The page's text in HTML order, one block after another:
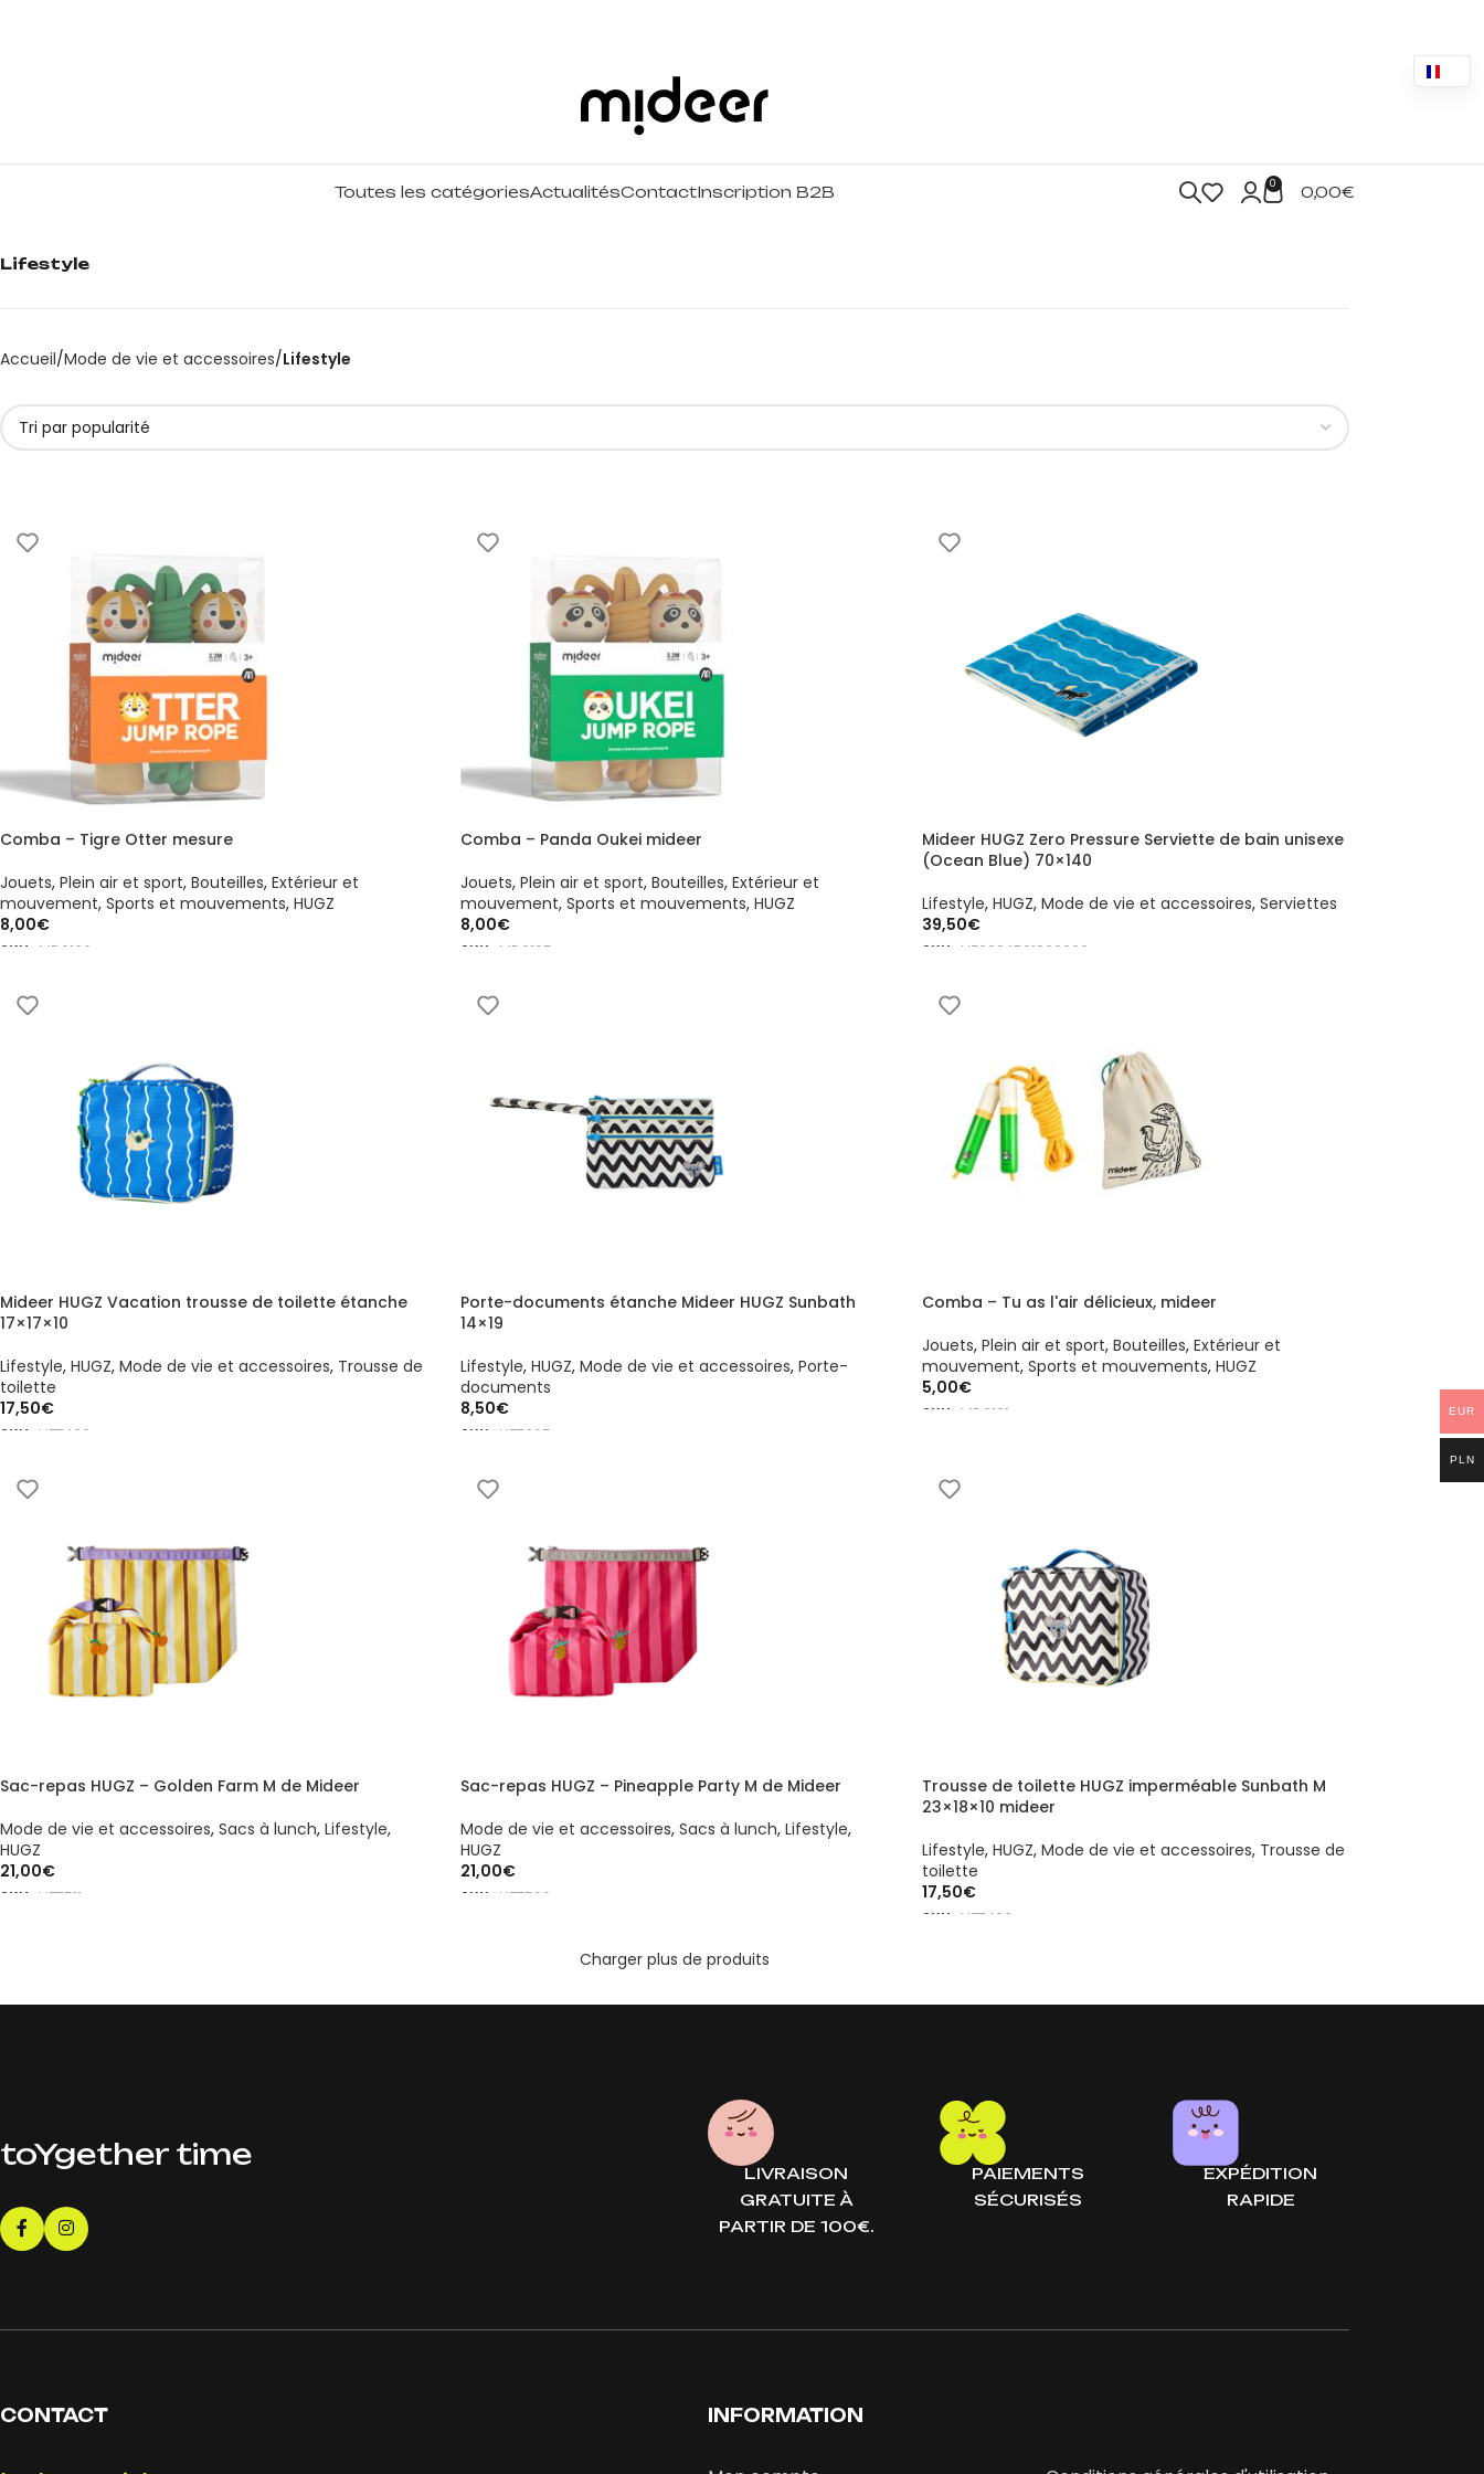
Toutes les catégoriesActualitésContactInscription B2B 0 0,00€
Lifestyle
Accueil Mode de vie et accessoires Lifestyle
Comba – Tigre Otter mesure
Jouets, Plein air et sport, Bouteilles, Extérieur et
mouvement, Sports et mouvements, HUGZ
8,00€
SKU : MD6166
Comba – Panda Oukei mideer
Jouets,Plein air et sport,Bouteilles,Extérieur et
mouvement,Sports et mouvements,HUGZ
8,00€
SKU : MD6165
Mideer HUGZ Zero Pressure Serviette de bain unisexe
(Ocean Blue) 70×140
Lifestyle, HUGZ, Mode de vie et accessoires, Serviettes
39,50€
SKU : HZ2324501802000
Mideer HUGZ Vacation trousse de toilette étanche
17×17×10
Lifestyle, HUGZ, Mode de vie et accessoires, Trousse de
toilette
17,50€
SKU : HZ7409
Porte-documents étanche Mideer HUGZ Sunbath
14×19
Lifestyle,HUGZ,Mode de vie et accessoires,Porte-
documents
8,50€
SKU : HZ7395
Comba – Tu as l'air délicieux, mideer
Jouets, Plein air et sport, Bouteilles, Extérieur et
mouvement, Sports et mouvements, HUGZ
5,00€
SKU : MD0181
Sac-repas HUGZ – Golden Farm M de Mideer
Mode de vie et accessoires, Sacs à lunch, Lifestyle,
HUGZ
21,00€
SKU : HZ7511
Sac-repas HUGZ – Pineapple Party M de Mideer
Mode de vie et accessoires,Sacs à lunch,Lifestyle,
HUGZ
21,00€
SKU : HZ7509
Trousse de toilette HUGZ imperméable Sunbath M
23×18×10 mideer
Lifestyle, HUGZ, Mode de vie et accessoires, Trousse de
toilette
17,50€
SKU : HZ7433
Charger plus de produits
toYgether time
LIVRAISON
GRATUITE À
PARTIR DE 100€.
PAIEMENTS
SÉCURISÉS
EXPÉDITION
RAPIDE
CONTACT INFORMATION
EUR
PLN